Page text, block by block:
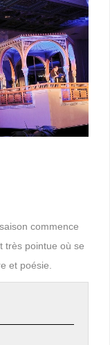
commence
très pointue où se
et poésie.